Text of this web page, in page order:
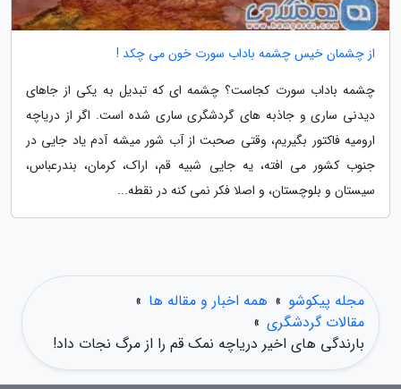
از چشمان خیس چشمه باداب سورت خون می چکد !
چشمه باداب سورت کجاست؟ چشمه ای که تبدیل به یکی از جاهای
دیدنی ساری و جاذبه های گردشگری ساری شده است. اگر از دریاچه
ارومیه فاکتور بگیریم، وقتی صحبت از آب شور میشه آدم یاد جایی در
جنوب کشور می افته، یه جایی شبیه قم، اراک، کرمان، بندرعباس،
سیستان و بلوچستان، و اصلا فکر نمی کنه در نقطه...
مجله پیکوشو » همه اخبار و مقاله ها »
مقالات گردشگری »
بارندگی های اخیر دریاچه نمک قم را از مرگ نجات داد!